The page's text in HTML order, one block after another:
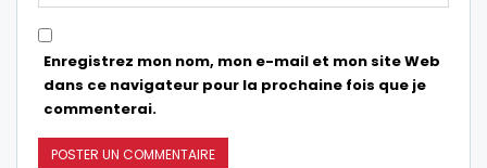
Enregistrez mon nom, mon e-mail et mon site Web
dans ce navigateur pour la prochaine fois que je
commenterai.